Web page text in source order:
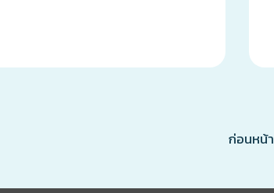
ก่อนหน้า